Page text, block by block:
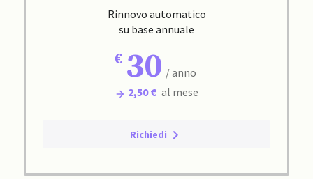
Rinnovo automatico
su base annuale
30 / anno
2,50 € al mese
Richiedi